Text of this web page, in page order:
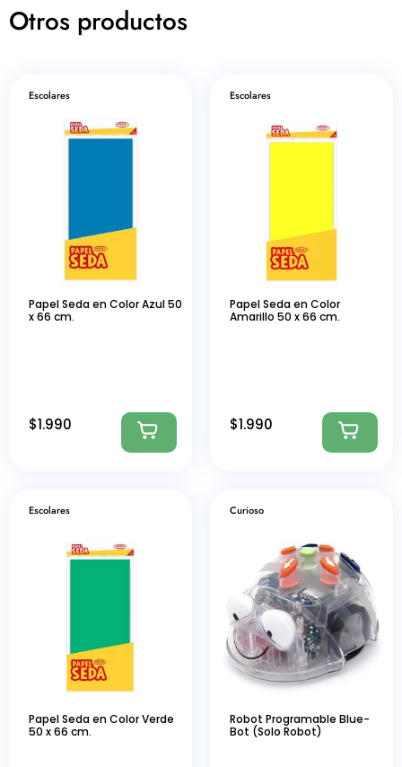
Otros productos
Escolares
Papel Seda en Color Azul 50
x 66 cm.
$1.990
Escolares
Papel Seda en Color
Amarillo 50 x 66 cm.
$1.990
Escolares
Papel Seda en Color Verde
50 x 66 cm.
Curioso
Robot Programable Blue-
Bot (Solo Robot)